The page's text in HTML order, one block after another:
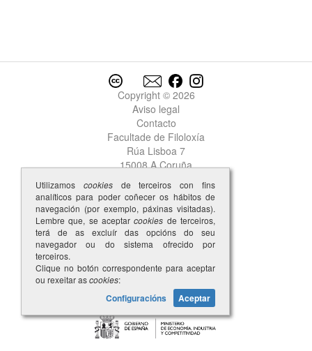
Copyright © 2026
Aviso legal
Contacto
Facultade de Filoloxía
Rúa Lisboa 7
15008 A Coruña
Utilizamos cookiesde terceiros con fins
analíticos para poder coñecer os hábitos de
navegación (por exemplo, páxinas visitadas).
Lembre que, se aceptarcookies de terceiros,
terá de as excluír das opcións do seu
navegador ou do sistema ofrecido por
terceiros.
Clique no botón correspondente para aceptar
ou rexeitar ascookies:
Configuracións Aceptar